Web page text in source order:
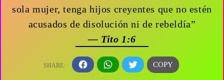
sola mujer, tenga hijos creyentes que no estén
acusados de disolución ni de rebeldía”
— Tito 1:6